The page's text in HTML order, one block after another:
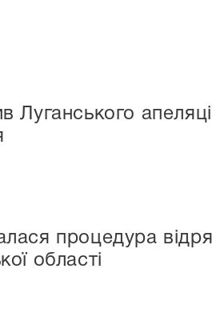
Луганського
процедура
області